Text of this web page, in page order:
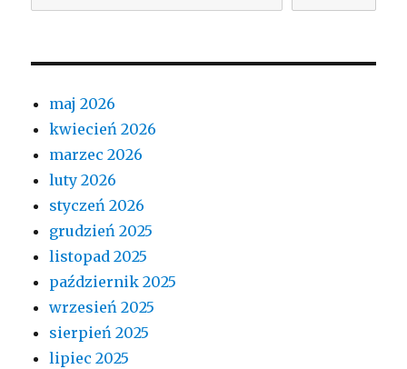
maj 2026
kwiecień 2026
marzec 2026
luty 2026
styczeń 2026
grudzień 2025
listopad 2025
październik 2025
wrzesień 2025
sierpień 2025
lipiec 2025